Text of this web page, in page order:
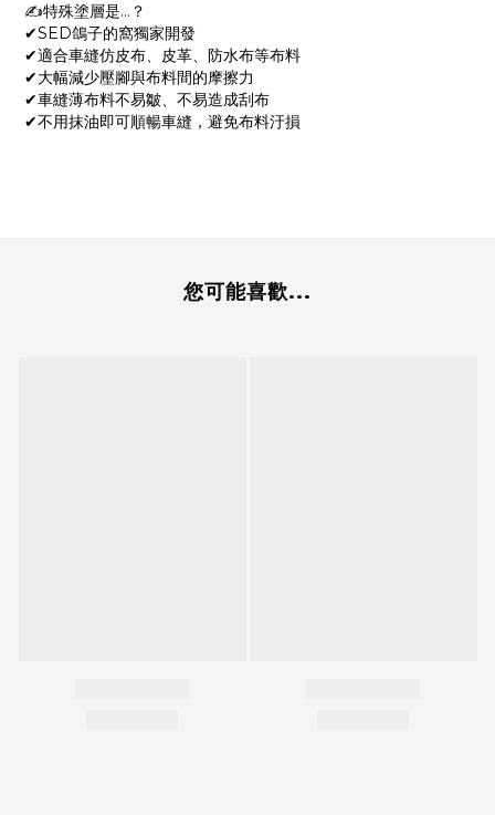
✍️特殊塗層是…？
✔SED鴿子的窩獨家開發
✔適合車縫仿皮布、皮革、防水布等布料
✔大幅減少壓腳與布料間的摩擦力
✔車縫薄布料不易皺、不易造成刮布
✔不用抹油即可順暢車縫，避免布料汙損
您可能喜歡...